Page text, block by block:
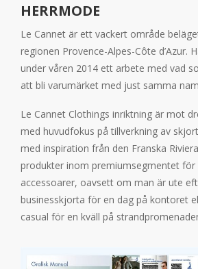
HERRMODE
Le Cannet är ett vackert område
regionen Provence-Alpes-Côte d’Azur.
under våren 2014 ett arbete med vad
att bli varumärket med just samma
Le Cannet Clothings inriktning är mot
med huvudfokus på tillverkning av
med inspiration från den Franska
produkter inom premiumsegmentet
accessoarer, oavsett om man är ute
businesskjorta för en dag på kontoret
casual för en kväll på